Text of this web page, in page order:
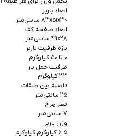
ابعاد باربر
۸۳x۵۱x۳۰ سانتی‌متر
ابعاد صفحه کف
۴۹x۲۸ سانتی‌متر
بازه ظرفیت باربر
۰ تا ۵۰ کیلوگرم
ظرفیت حمل بار
۳۳ کیلوگرم
فاصله بین طبقات
۲۵ سانتی‌متر
قطر چرخ
۷ سانتی‌متر
وزن باربر
۶.۵ کیلوگرم کیلوگرم